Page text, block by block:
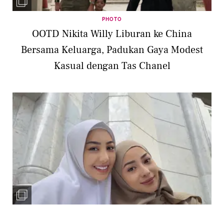
PHOTO
OOTD Nikita Willy Liburan ke China
Bersama Keluarga, Padukan Gaya Modest
Kasual dengan Tas Chanel